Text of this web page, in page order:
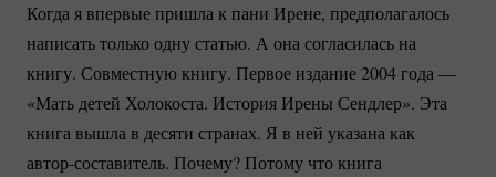
Когда я впервые пришла к пани Ирене, предполагалось
написать только одну статью. А она согласилась на
книгу. Совместную книгу. Первое издание 2004 года —
«Мать детей Холокоста. История Ирены Сендлер». Эта
книга вышла в десяти странах. Я в ней указана как
автор-составитель. Почему? Потому что книга